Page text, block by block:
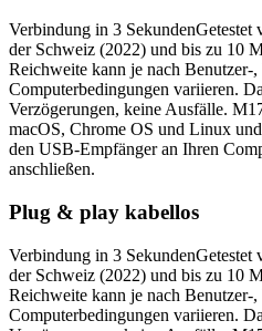
Verbindung in 3
der Schweiz (2022) und bis zu 10
Reichweite kann je nach Benutzer-
Computerbedingungen variieren.
Verzögerungen, keine Ausfälle.
macOS, Chrome OS und Linux
den USB-Empfänger an Ihren
anschließen.
Plug & play kabellos
Verbindung in 3
der Schweiz (2022) und bis zu 10
Reichweite kann je nach Benutzer-
Computerbedingungen variieren.